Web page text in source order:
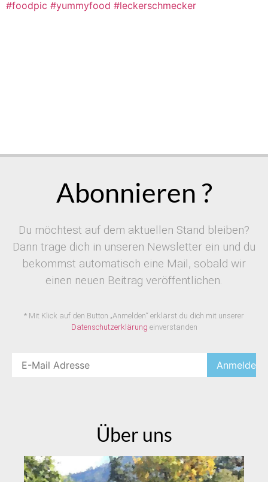
Abonnieren ?
Du möchtest auf dem aktuellen Stand bleiben?
Dann trage dich in unseren Newsletter ein und du
bekommst automatisch eine Mail, sobald wir
einen neuen Beitrag veröffentlichen.
* Mit Klick auf den Button „Anmelden“ erklärst du dich mit unserer
Datenschutzerklärung einverstanden
Über uns